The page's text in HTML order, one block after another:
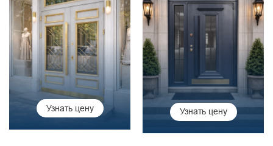
Узнать цену Узнать цену